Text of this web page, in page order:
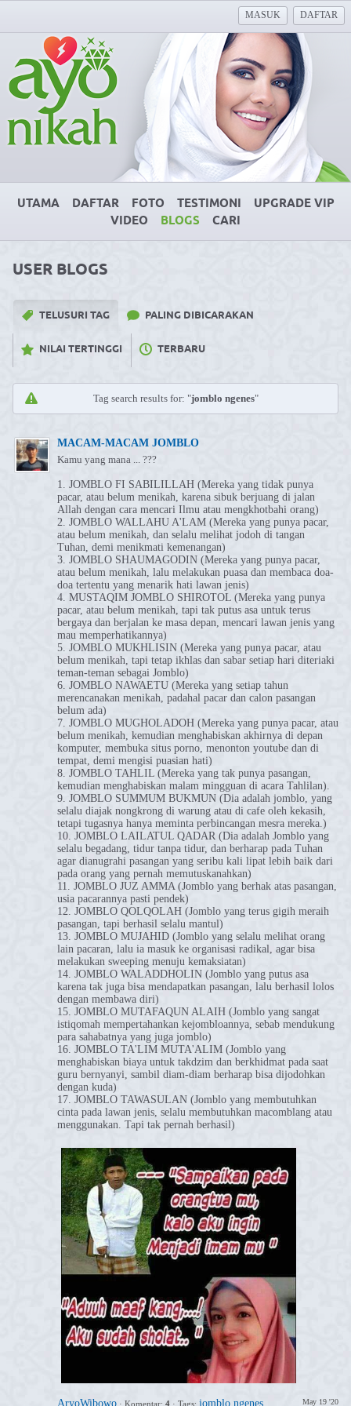
MASUK DAFTAR
UTAMA DAFTAR FOTO TESTIMONI
UPGRADE VIP
VIDEO
BLOGS CARI
USER BLOGS
TELUSURI TAG PALING DIBICARAKAN
NILAI TERTINGGI TERBARU
Tag search results for: "jomblo ngenes"
MACAM-MACAM JOMBLO
Kamu yang mana ... ???
1. JOMBLO FI SABILILLAH (Mereka yang tidak punya
pacar, atau belum menikah, karena sibuk berjuang di jalan
Allah dengan cara mencari Ilmu atau mengkhotbahi orang)
2. JOMBLO WALLAHU A'LAM (Mereka yang punya pacar,
atau belum menikah, dan selalu melihat jodoh di tangan
Tuhan, demi menikmati kemenangan)
3. JOMBLO SHAUMAGODIN (Mereka yang punya pacar,
atau belum menikah, lalu melakukan puasa dan membaca doa-
doa tertentu yang menarik hati lawan jenis)
4. MUSTAQIM JOMBLO SHIROTOL (Mereka yang punya
pacar, atau belum menikah, tapi tak putus asa untuk terus
bergaya dan berjalan ke masa depan, mencari lawan jenis yang
mau memperhatikannya)
5. JOMBLO MUKHLISIN (Mereka yang punya pacar, atau
belum menikah, tapi tetap ikhlas dan sabar setiap hari diteriaki
teman-teman sebagai Jomblo)
6. JOMBLO NAWAETU (Mereka yang setiap tahun
merencanakan menikah, padahal pacar dan calon pasangan
belum ada)
7. JOMBLO MUGHOLADOH (Mereka yang punya pacar, atau
belum menikah, kemudian menghabiskan akhirnya di depan
komputer, membuka situs porno, menonton youtube dan di
tempat, demi mengisi puasian hati)
8. JOMBLO TAHLIL (Mereka yang tak punya pasangan,
kemudian menghabiskan malam mingguan di acara Tahlilan).
9. JOMBLO SUMMUM BUKMUN (Dia adalah jomblo, yang
selalu diajak nongkrong di warung atau di cafe oleh kekasih,
tetapi tugasnya hanya meminta perbincangan mesra mereka.)
10. JOMBLO LAILATUL QADAR (Dia adalah Jomblo yang
selalu begadang, tidur tanpa tidur, dan berharap pada Tuhan
agar dianugrahi pasangan yang seribu kali lipat lebih baik dari
pada orang yang pernah memutuskanahkan)
11. JOMBLO JUZ AMMA (Jomblo yang berhak atas pasangan,
usia pacarannya pasti pendek)
12. JOMBLO QOLQOLAH (Jomblo yang terus gigih meraih
pasangan, tapi berhasil selalu mantul)
13. JOMBLO MUJAHID (Jomblo yang selalu melihat orang
lain pacaran, lalu ia masuk ke organisasi radikal, agar bisa
melakukan sweeping menuju kemaksiatan)
14. JOMBLO WALADDHOLIN (Jomblo yang putus asa
karena tak juga bisa mendapatkan pasangan, lalu berhasil lolos
dengan membawa diri)
15. JOMBLO MUTAFAQUN ALAIH (Jomblo yang sangat
istiqomah mempertahankan kejombloannya, sebab mendukung
para sahabatnya yang juga jomblo)
16. JOMBLO TA'LIM MUTA'ALIM (Jomblo yang
menghabiskan biaya untuk takdzim dan berkhidmat pada saat
guru bernyanyi, sambil diam-diam berharap bisa dijodohkan
dengan kuda)
17. JOMBLO TAWASULAN (Jomblo yang membutuhkan
cinta pada lawan jenis, selalu membutuhkan macomblang atau
menggunakan. Tapi tak pernah berhasil)
AryoWibowo May 19 '20
· Komentar: 4 · Tags: jomblo ngenes